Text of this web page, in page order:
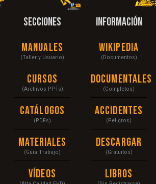
SECCIONES
Manuales
(Taller y Usuario)
Cursos
(Archivos PPTs)
Catálogos
(PDFs)
Materiales
(Guía Trabajo)
Vídeos
INFORMACIÓN
Wikipedia
(Documentos)
Documentales
(Completos)
Accidentes
(Peligros)
Descargar
(Gratuitos)
Libros